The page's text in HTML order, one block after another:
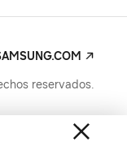
reservados.